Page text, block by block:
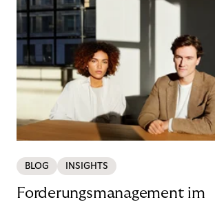
BLOG INSIGHTS
Forderungsmanagement im